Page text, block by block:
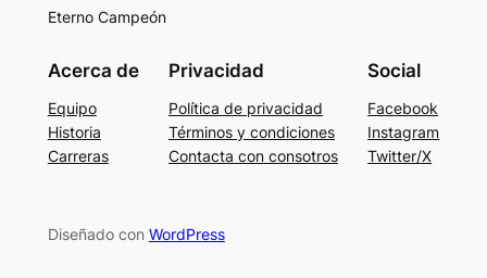
Eterno Campeón
Acerca de
Equipo
Historia
Carreras
Privacidad
Política de privacidad
Términos y condiciones
Contacta con consotros
Social
Facebook
Instagram
Twitter/X
Diseñado con WordPress